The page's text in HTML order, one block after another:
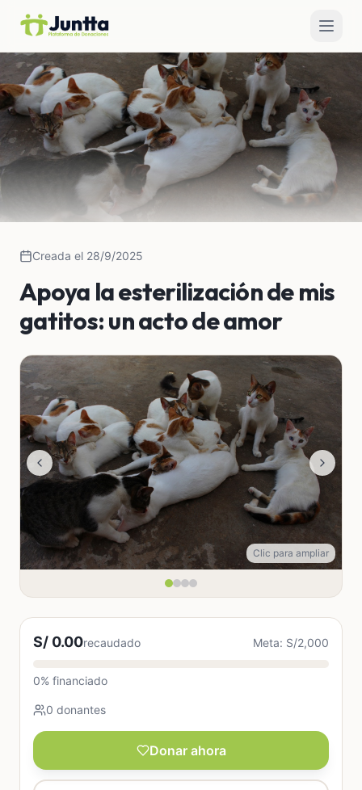
Creada el 28/9/2025
Apoya la esterilización de mis
gatitos: un acto de amor
Clic para ampliar
S/ 0.00recaudado Meta: S/2,000
0% financiado
0 donantes
Donar ahora